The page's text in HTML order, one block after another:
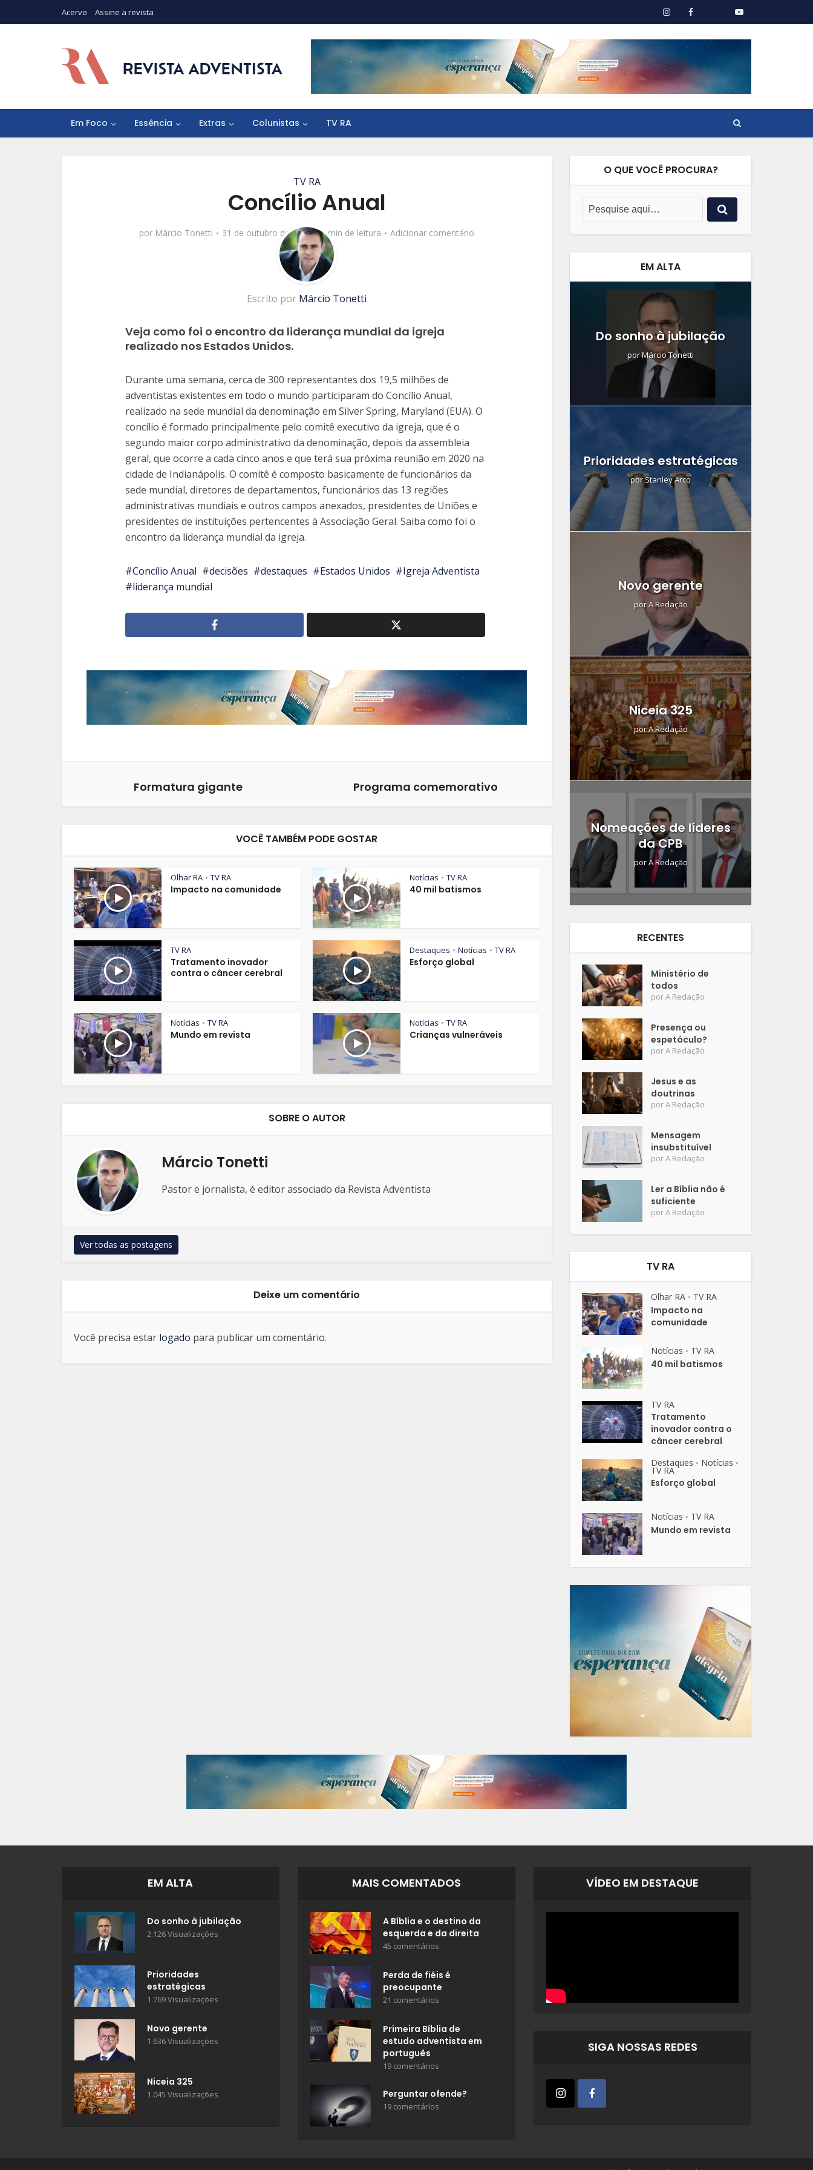
Acervo Assine a revista
Em Foco Essência Extras Colunistas TV RA
TV RA
Concílio Anual
por Márcio Tonetti 31 de outubro de 2016 1 min de leitura Adicionar comentário
Escrito por Márcio Tonetti
Veja como foi o encontro da liderança mundial da igreja
realizado nos Estados Unidos.
Durante uma semana, cerca de 300 representantes dos 19,5 milhões de
adventistas existentes em todo o mundo participaram do Concílio Anual,
realizado na sede mundial da denominação em Silver Spring, Maryland (EUA). O
concílio é formado principalmente pelo comitê executivo da igreja, que é o
segundo maior corpo administrativo da denominação, depois da assembleia
geral, que ocorre a cada cinco anos e que terá sua próxima reunião em 2020 na
cidade de Indianápolis. O comitê é composto basicamente de funcionários da
sede mundial, diretores de departamentos, funcionários das 13 regiões
administrativas mundiais e outros campos anexados, presidentes de Uniões e
presidentes de instituições pertencentes à Associação Geral. Saiba como foi o
encontro da liderança mundial da igreja.
Concílio Anual decisões destaques Estados Unidos
Igreja Adventista
liderança mundial
Formatura gigante Programa comemorativo
VOCÊ TAMBÉM PODE GOSTAR
Olhar RA • TV RA
Impacto na comunidade
Notícias • TV RA
40 mil batismos
TV RA
Tratamento inovador
contra o câncer cerebral
Destaques • Notícias • TV RA
Esforço global
Notícias • TV RA
Mundo em revista
Notícias • TV RA
Crianças vulneráveis
SOBRE O AUTOR
Márcio Tonetti
Pastor e jornalista, é editor associado da Revista Adventista
Ver todas as postagens
Deixe um comentário
Você precisa estar logado para publicar um comentário.
O QUE VOCÊ PROCURA?
EM ALTA
Do sonho à jubilação
porMárcio Tonetti
Prioridades estratégicas
porStanley Arco
Novo gerente
porA Redação
Niceia 325
porA Redação
Nomeações de líderes
da CPB
porA Redação
RECENTES
Ministério de
todos
porA Redação
Presença ou
espetáculo?
porA Redação
Jesus e as
doutrinas
porA Redação
Mensagem
insubstituível
porA Redação
Ler a Bíblia não é
suficiente
porA Redação
TV RA
Olhar RA • TV RA
Impacto na
comunidade
Notícias • TV RA
40 mil batismos
TV RA
Tratamento
inovador contra o
câncer cerebral
Destaques • Notícias •
TV RA
Esforço global
Notícias • TV RA
Mundo em revista
EM ALTA
Do sonho à jubilação
2.126 Visualizações
Prioridades
estratégicas
1.769 Visualizações
Novo gerente
1.636 Visualizações
Niceia 325
1.045 Visualizações
MAIS COMENTADOS
A Bíblia e o destino da
esquerda e da direita
45 comentários
Perda de fiéis é
preocupante
21 comentários
Primeira Bíblia de
estudo adventista em
português
19 comentários
Perguntar ofende?
19 comentários
VÍDEO EM DESTAQUE
SIGA NOSSAS REDES